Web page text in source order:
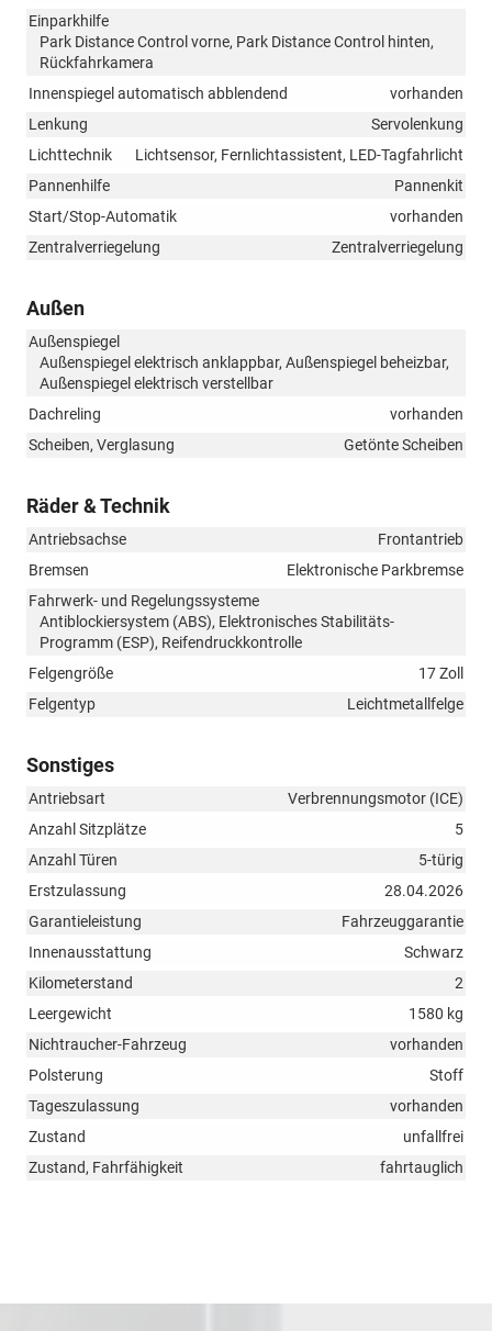
Einparkhilfe
Park Distance Control vorne, Park Distance Control hinten,
Rückfahrkamera
Innenspiegel automatisch abblendend
vorhanden
Lenkung
Servolenkung
Lichttechnik
Lichtsensor, Fernlichtassistent, LED-Tagfahrlicht
Pannenhilfe
Pannenkit
Start/Stop-Automatik
vorhanden
Zentralverriegelung
Zentralverriegelung
Außen
Außenspiegel
Außenspiegel elektrisch anklappbar, Außenspiegel beheizbar,
Außenspiegel elektrisch verstellbar
Dachreling
vorhanden
Scheiben, Verglasung
Getönte Scheiben
Räder & Technik
Antriebsachse
Frontantrieb
Bremsen
Elektronische Parkbremse
Fahrwerk- und Regelungssysteme
Antiblockiersystem (ABS), Elektronisches Stabilitäts-
Programm (ESP), Reifendruckkontrolle
Felgengröße
17 Zoll
Felgentyp
Leichtmetallfelge
Sonstiges
Antriebsart
Verbrennungsmotor (ICE)
Anzahl Sitzplätze
5
Anzahl Türen
5-türig
Erstzulassung
28.04.2026
Garantieleistung
Fahrzeuggarantie
Innenausstattung
Schwarz
Kilometerstand
2
Leergewicht
1580 kg
Nichtraucher-Fahrzeug
vorhanden
Polsterung
Stoff
Tageszulassung
vorhanden
Zustand
unfallfrei
Zustand, Fahrfähigkeit
fahrtauglich